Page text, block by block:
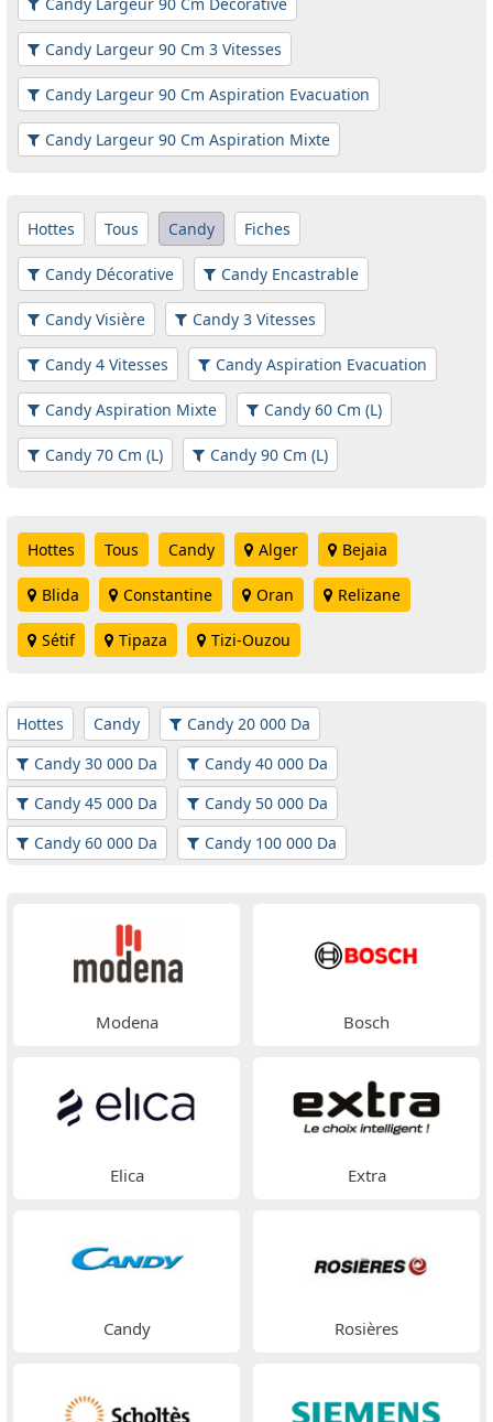
Candy Largeur 90 Cm 3 Vitesses
Candy Largeur 90 Cm Aspiration Evacuation
Candy Largeur 90 Cm Aspiration Mixte
Hottes Tous Candy Fiches
Candy Décorative Candy Encastrable
Candy Visière Candy 3 Vitesses
Candy 4 Vitesses Candy Aspiration Evacuation
Candy Aspiration Mixte Candy 60 Cm (L)
Candy 70 Cm (L) Candy 90 Cm (L)
Hottes Tous Candy Alger Bejaia
Blida Constantine Oran Relizane
Sétif Tipaza Tizi-Ouzou
Hottes Candy
Candy 20 000 Da
Candy 30 000 Da
Candy 40 000 Da
Candy 45 000 Da
Candy 50 000 Da
Candy 60 000 Da
Candy 100 000 Da
Modena Bosch
Elica Extra
Candy Rosières